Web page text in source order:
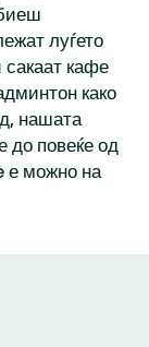
луѓето
сакаат кафе
како
нашата
до повеќе од
е можно на